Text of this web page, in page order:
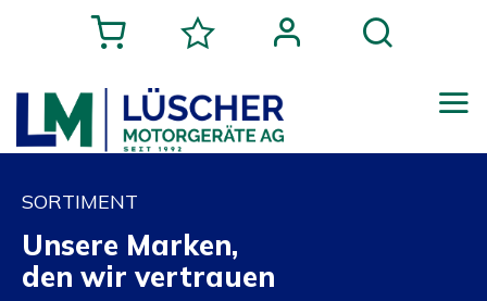
SORTIMENT
Unsere Marken,
den wir vertrauen